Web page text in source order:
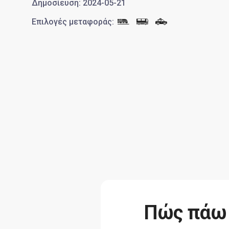
Δημοσίευση: 2024-05-21
Επιλογές μεταφοράς:
Πώς πάω